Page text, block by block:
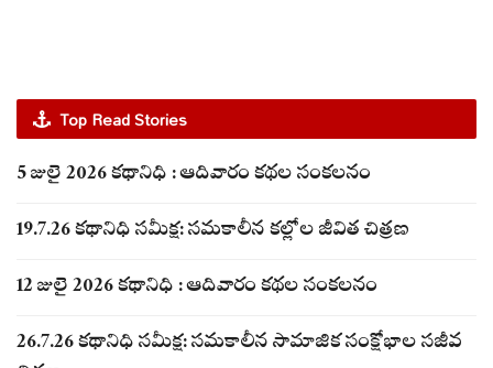
Top Read Stories
5 జులై 2026 కథానిధి : ఆదివారం కథల సంకలనం
19.7.26 కథానిధి సమీక్ష: సమకాలీన కల్లోల జీవిత చిత్రణ
12 జులై 2026 కథానిధి : ఆదివారం కథల సంకలనం
26.7.26 కథానిధి సమీక్ష: సమకాలీన సామాజిక సంక్షోభాల సజీవ